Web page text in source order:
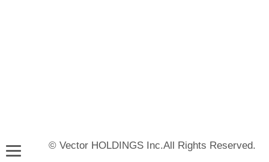
© Vector HOLDINGS Inc.All Rights Reserved.